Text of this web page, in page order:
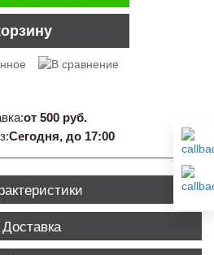
от 500 руб.
Сегодня, до 17:00
Доставка